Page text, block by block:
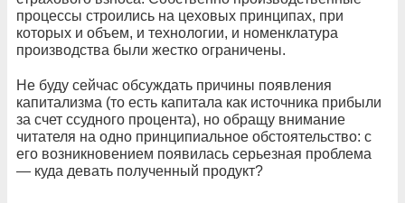
процессы строились на цеховых принципах, при
которых и объем, и технологии, и номенклатура
производства были жестко ограничены.
Не буду сейчас обсуждать причины появления
капитализма (то есть капитала как источника прибыли
за счет ссудного процента), но обращу внимание
читателя на одно принципиальное обстоятельство: с
его возникновением появилась серьезная проблема
— куда девать полученный продукт?